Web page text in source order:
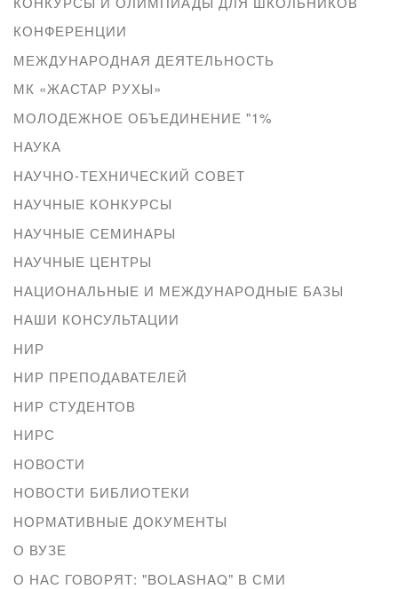
КОНФЕРЕНЦИИ
МЕЖДУНАРОДНАЯ ДЕЯТЕЛЬНОСТЬ
МК «ЖАСТАР РУХЫ»
МОЛОДЕЖНОЕ ОБЪЕДИНЕНИЕ "1%
НАУКА
НАУЧНО-ТЕХНИЧЕСКИЙ СОВЕТ
НАУЧНЫЕ КОНКУРСЫ
НАУЧНЫЕ СЕМИНАРЫ
НАУЧНЫЕ ЦЕНТРЫ
НАЦИОНАЛЬНЫЕ И МЕЖДУНАРОДНЫЕ БАЗЫ
НАШИ КОНСУЛЬТАЦИИ
НИР
НИР ПРЕПОДАВАТЕЛЕЙ
НИР СТУДЕНТОВ
НИРС
НОВОСТИ
НОВОСТИ БИБЛИОТЕКИ
НОРМАТИВНЫЕ ДОКУМЕНТЫ
О ВУЗЕ
О НАС ГОВОРЯТ: "BOLASHAQ" В СМИ